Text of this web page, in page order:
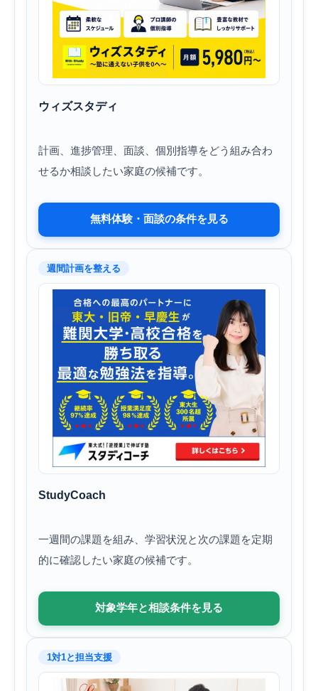
ウィズスタディ
計画、進捗管理、面談、個別指導をどう組み合わ
せるか相談したい家庭の候補です。
無料体験・面談の条件を見る
週間計画を整える
StudyCoach
一週間の課題を組み、学習状況と次の課題を定期
的に確認したい家庭の候補です。
対象学年と相談条件を見る
1対1と担当支援